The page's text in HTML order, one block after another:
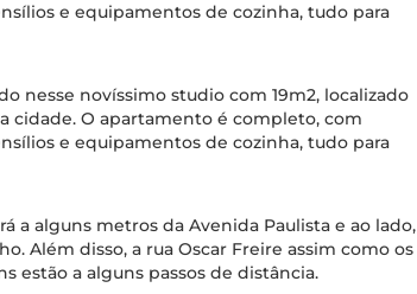
e equipamentos de cozinha, tudo para
nesse novíssimo studio com 19m2, localizado
cidade. O apartamento é completo, com
e equipamentos de cozinha, tudo para
a alguns metros da Avenida Paulista e ao lado,
Além disso, a rua Oscar Freire assim como os
estão a alguns passos de distância.